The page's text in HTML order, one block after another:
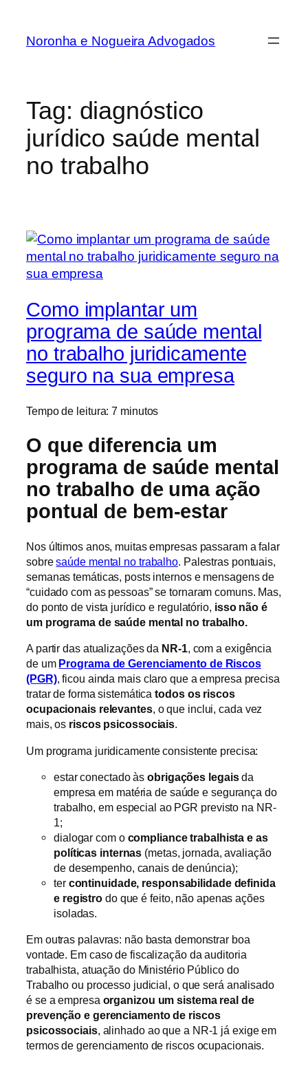
Noronha e Nogueira Advogados
Tag: diagnóstico
jurídico saúde mental
no trabalho
Como implantar um
programa de saúde mental
no trabalho juridicamente
seguro na sua empresa
Tempo de leitura:7 minutos
O que diferencia um
programa de saúde mental
no trabalho de uma ação
pontual de bem-estar
Nos últimos anos, muitas empresas passaram a falar
sobresaúde mental no trabalho. Palestras pontuais,
semanas temáticas, posts internos e mensagens de
“cuidado com as pessoas” se tornaram comuns. Mas,
do ponto de vista jurídico e regulatório, isso não é
um programa de saúde mental no trabalho.
A partir das atualizações da NR-1, com a exigência
de um Programa de Gerenciamento de Riscos
(PGR), ficou ainda mais claro que a empresa precisa
tratar de forma sistemáticatodos os riscos
ocupacionais relevantes, o que inclui, cada vez
mais, os riscos psicossociais.
Um programa juridicamente consistente precisa:
estar conectado àsobrigações legaisda
empresa em matéria de saúde e segurança do
trabalho, em especial ao PGR previsto na NR-
1;
dialogar com o compliance trabalhista e as
políticas internas (metas, jornada, avaliação
de desempenho, canais de denúncia);
ter continuidade, responsabilidade definida
e registro do que é feito, não apenas ações
isoladas.
Em outras palavras: não basta demonstrar boa
vontade. Em caso de fiscalização da auditoria
trabalhista, atuação do Ministério Público do
Trabalho ou processo judicial, o que será analisado
é se a empresa organizou um sistema real de
prevenção e gerenciamento de riscos
psicossociais, alinhado ao que a NR-1 já exige em
termos de gerenciamento de riscos ocupacionais.